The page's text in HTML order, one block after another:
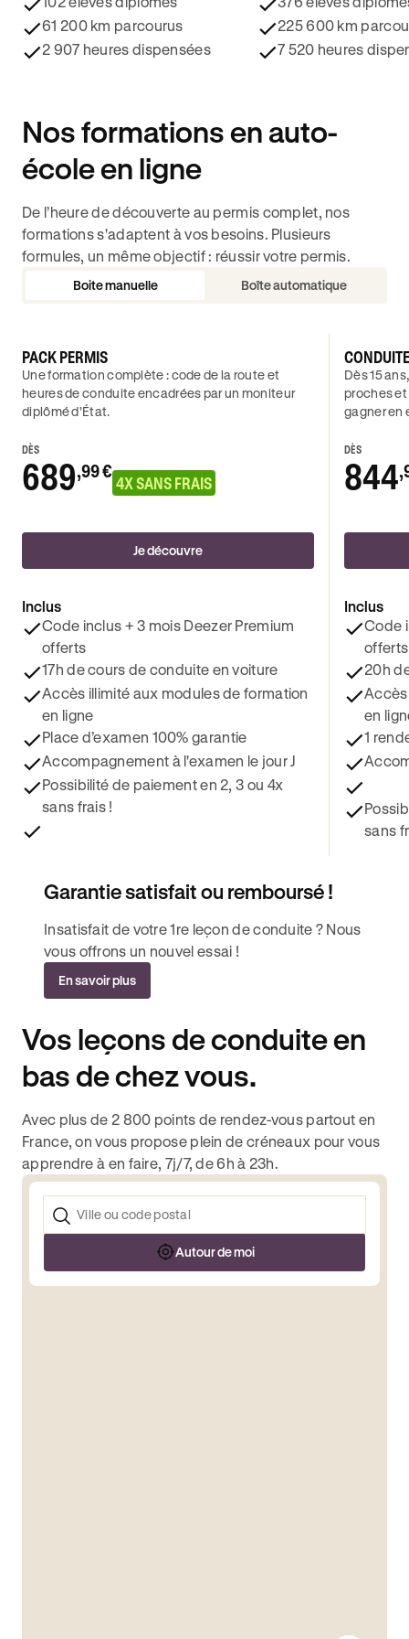
61 200 km parcourus
2 907 heures dispensées
225 600 km
7 520 heures
Nos formations en auto-
école en ligne
De l’heure de découverte au permis complet, nos
formations s'adaptent à vos besoins. Plusieurs
formules, un même objectif : réussir votre permis.
Boite manuelle Boîte automatique
PACK PERMIS
Une formation complète : code de la route et
heures de conduite encadrées par un moniteur
diplômé d’État.
DÈS
689,99 €
4X SANS FRAIS
Je découvre
Inclus
Code inclus + 3 mois Deezer Premium
offerts
17h de cours de conduite en voiture
Accès illimité aux modules de formation
en ligne
Place d’examen 100% garantie
Accompagnement à l'examen le jour J
Possibilité de paiement en 2, 3 ou 4x
sans frais !
Dès 15
proches et
gagner en
DÈS
844
Inclus
Code
offerts
20h
en
1
sans
Garantie satisfait ou remboursé !
Insatisfait de votre 1re leçon de conduite ? Nous
vous offrons un nouvel essai !
En savoir plus
Vos leçons de conduite en
bas de chez vous.
Avec plus de 2 800 points de rendez-vous partout en
France, on vous propose plein de créneaux pour vous
apprendre à en faire, 7j/7, de 6h à 23h.
Autour de moi